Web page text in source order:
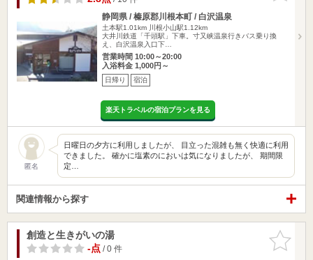
静岡県 / 榛原郡川根本町 / 白沢温泉
土本駅1.01km
川根小山駅1.12km
大井川鉄道「千頭駅」下車。寸又峡温泉行きバス乗り換
え、白沢温泉入口下…
営業時間 10:00～20:00
入浴料金 1,000円～
日帰り 宿泊
楽天トラベルの宿泊プランを見る
匿名
日曜日の夕方に利用しましたが、 目立った混雑も無く快適に利用
できました。 確かに塩素のにおいは気になりましたが、 期間限
定…
関連情報から探す
お気に入
りに追加
創造と生きがいの湯
-点/ 0 件